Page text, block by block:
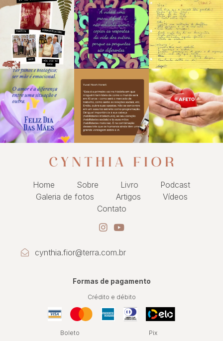
Home Sobre Livro
Podcast
Galeria de fotos
Artigos
Vídeos
Contato
cynthia.fior@terra.com.br
Formas de pagamento
Crédito e débito
Boleto Pix